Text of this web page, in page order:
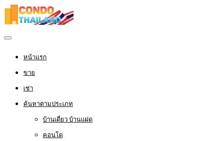
หน้าแรก
ขาย
เช่า
ค้นหาตามประเภท
บ้านเดี่ยว บ้านแฝด
คอนโด